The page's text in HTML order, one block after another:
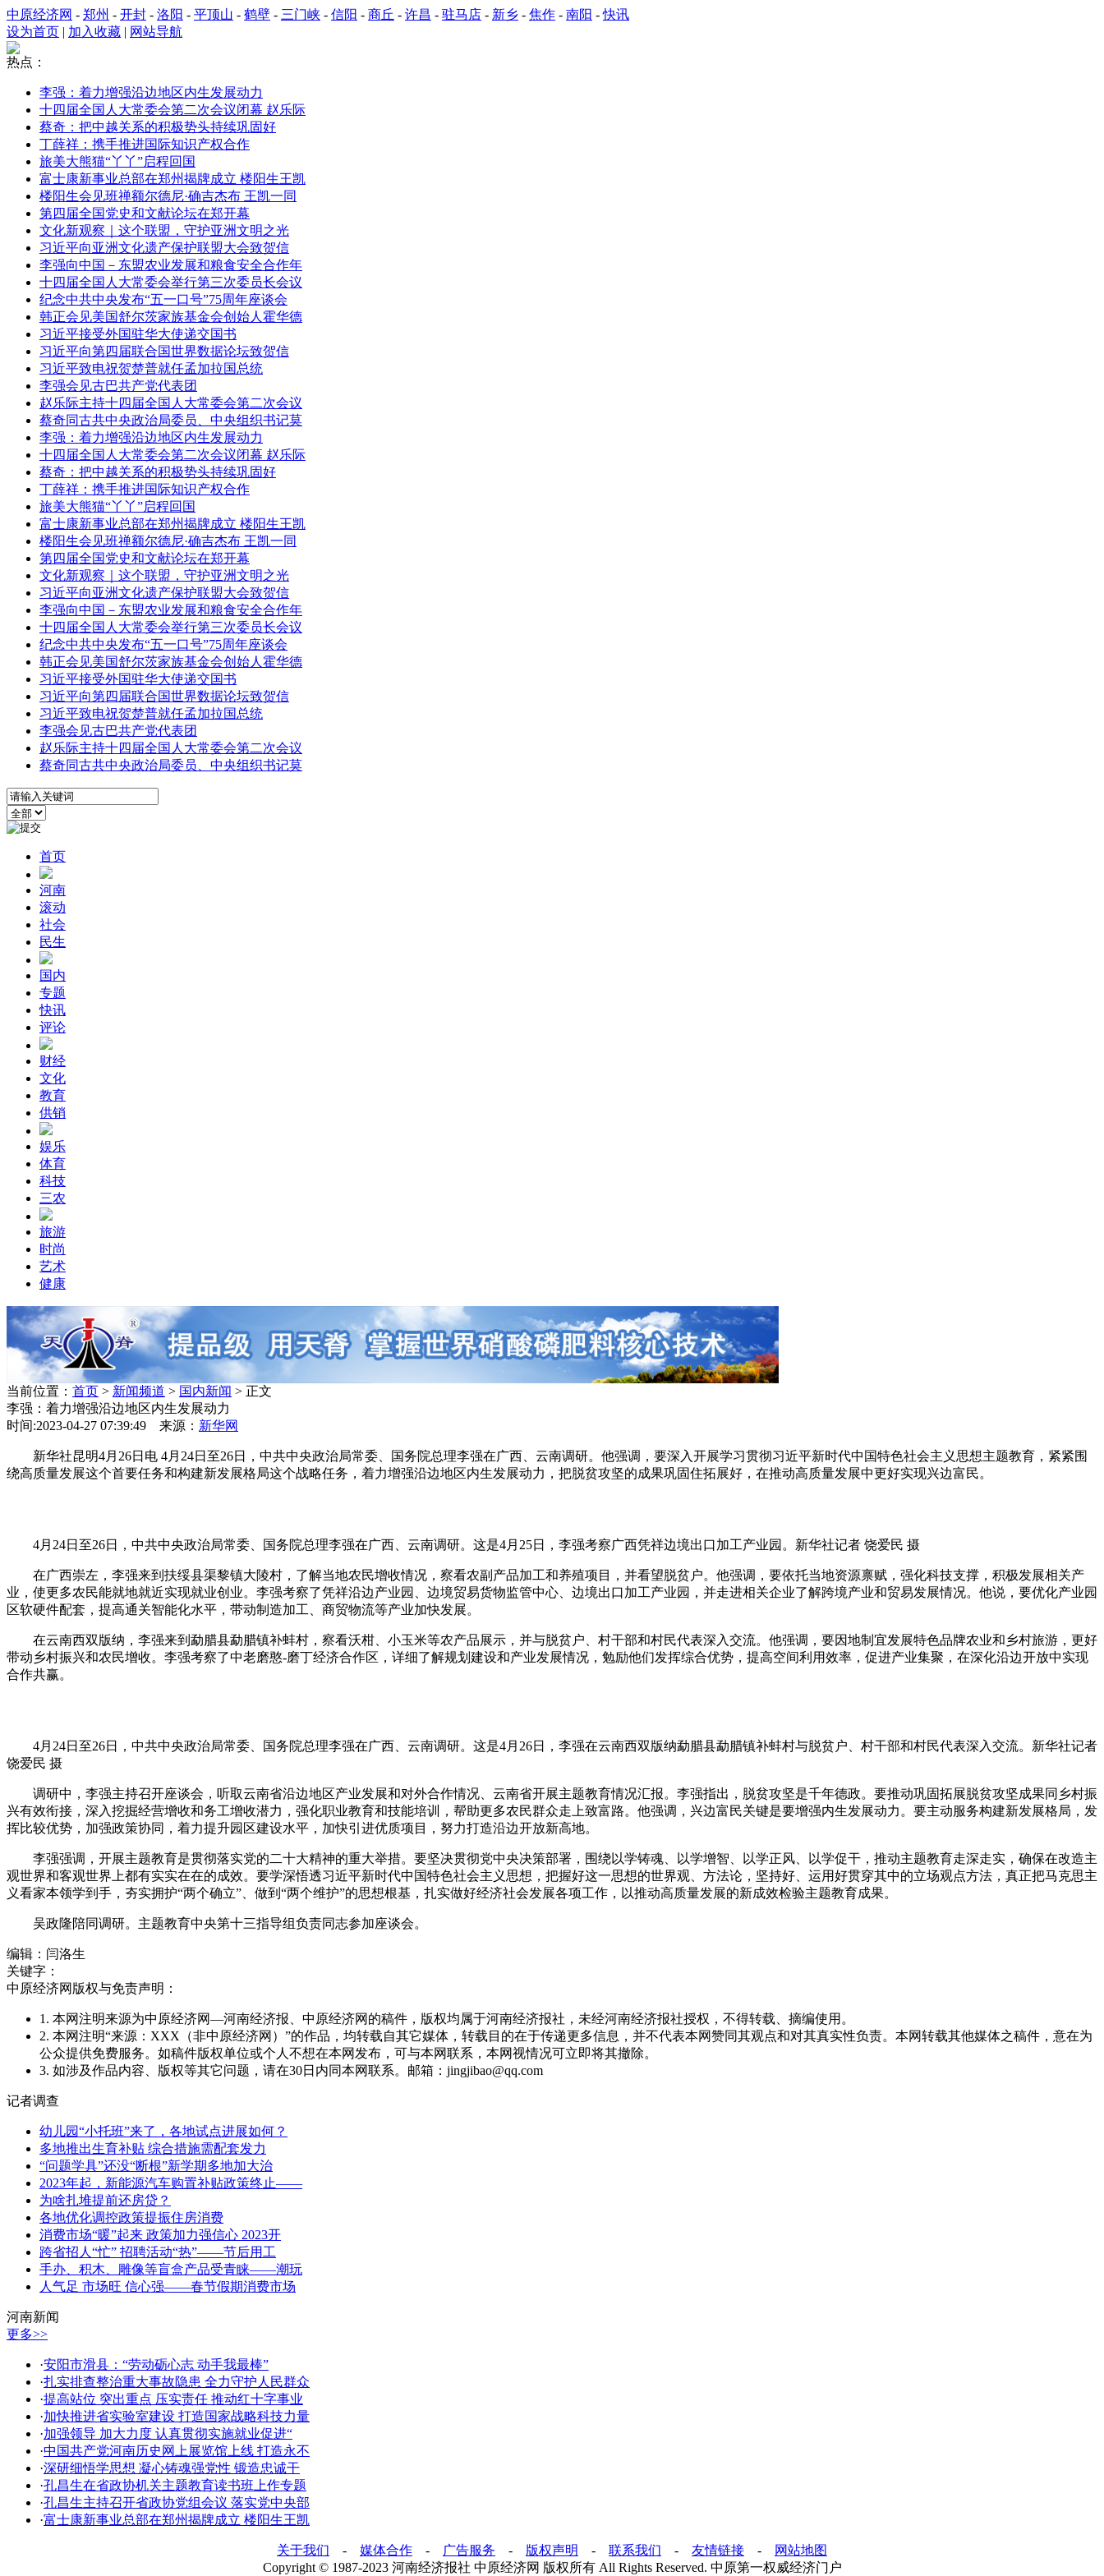
中原经济网 - 郑州 - 开封 - 洛阳 - 平顶山 - 鹤壁 - 三门峡 - 信阳 - 商丘 - 许昌 - 驻马店 - 新乡 - 焦作 - 南阳 -快讯
设为首页 | 加入收藏 | 网站导航
热点：
李强：着力增强沿边地区内生发展动力
十四届全国人大常委会第二次会议闭幕 赵乐际
蔡奇：把中越关系的积极势头持续巩固好
丁薛祥：携手推进国际知识产权合作
旅美大熊猫“丫丫”启程回国
富士康新事业总部在郑州揭牌成立 楼阳生王凯
楼阳生会见班禅额尔德尼·确吉杰布 王凯一同
第四届全国党史和文献论坛在郑开幕
文化新观察｜这个联盟，守护亚洲文明之光
习近平向亚洲文化遗产保护联盟大会致贺信
李强向中国－东盟农业发展和粮食安全合作年
十四届全国人大常委会举行第三次委员长会议
纪念中共中央发布“五一口号”75周年座谈会
韩正会见美国舒尔茨家族基金会创始人霍华德
习近平接受外国驻华大使递交国书
习近平向第四届联合国世界数据论坛致贺信
习近平致电祝贺楚普就任孟加拉国总统
李强会见古巴共产党代表团
赵乐际主持十四届全国人大常委会第二次会议
蔡奇同古共中央政治局委员、中央组织书记莫
李强：着力增强沿边地区内生发展动力
十四届全国人大常委会第二次会议闭幕 赵乐际
蔡奇：把中越关系的积极势头持续巩固好
丁薛祥：携手推进国际知识产权合作
旅美大熊猫“丫丫”启程回国
富士康新事业总部在郑州揭牌成立 楼阳生王凯
楼阳生会见班禅额尔德尼·确吉杰布 王凯一同
第四届全国党史和文献论坛在郑开幕
文化新观察｜这个联盟，守护亚洲文明之光
习近平向亚洲文化遗产保护联盟大会致贺信
李强向中国－东盟农业发展和粮食安全合作年
十四届全国人大常委会举行第三次委员长会议
纪念中共中央发布“五一口号”75周年座谈会
韩正会见美国舒尔茨家族基金会创始人霍华德
习近平接受外国驻华大使递交国书
习近平向第四届联合国世界数据论坛致贺信
习近平致电祝贺楚普就任孟加拉国总统
李强会见古巴共产党代表团
赵乐际主持十四届全国人大常委会第二次会议
蔡奇同古共中央政治局委员、中央组织书记莫
首页
河南
滚动
社会
民生
国内
专题
快讯
评论
财经
文化
教育
供销
娱乐
体育
科技
三农
旅游
时尚
艺术
健康
当前位置： 首页 > 新闻频道 > 国内新闻 > 正文
李强：着力增强沿边地区内生发展动力
时间:2023-04-27 07:39:49 来源： 新华网
新华社昆明4月26日电 4月24日至26日，中共中央政治局常委、国务院总理李强在广西、云南调研。他强调，要深入开展学习贯彻习近平新时代中国特色社会主义思想主题教育，紧紧围
绕高质量发展这个首要任务和构建新发展格局这个战略任务，着力增强沿边地区内生发展动力，把脱贫攻坚的成果巩固住拓展好，在推动高质量发展中更好实现兴边富民。
4月24日至26日，中共中央政治局常委、国务院总理李强在广西、云南调研。这是4月25日，李强考察广西凭祥边境出口加工产业园。新华社记者 饶爱民 摄
在广西崇左，李强来到扶绥县渠黎镇大陵村，了解当地农民增收情况，察看农副产品加工和养殖项目，并看望脱贫户。他强调，要依托当地资源禀赋，强化科技支撑，积极发展相关产
业，使更多农民能就地就近实现就业创业。李强考察了凭祥沿边产业园、边境贸易货物监管中心、边境出口加工产业园，并走进相关企业了解跨境产业和贸易发展情况。他说，要优化产业园
区软硬件配套，提高通关智能化水平，带动制造加工、商贸物流等产业加快发展。
在云南西双版纳，李强来到勐腊县勐腊镇补蚌村，察看沃柑、小玉米等农产品展示，并与脱贫户、村干部和村民代表深入交流。他强调，要因地制宜发展特色品牌农业和乡村旅游，更好
带动乡村振兴和农民增收。李强考察了中老磨憨-磨丁经济合作区，详细了解规划建设和产业发展情况，勉励他们发挥综合优势，提高空间利用效率，促进产业集聚，在深化沿边开放中实现
合作共赢。
4月24日至26日，中共中央政治局常委、国务院总理李强在广西、云南调研。这是4月26日，李强在云南西双版纳勐腊县勐腊镇补蚌村与脱贫户、村干部和村民代表深入交流。新华社记者
饶爱民 摄
调研中，李强主持召开座谈会，听取云南省沿边地区产业发展和对外合作情况、云南省开展主题教育情况汇报。李强指出，脱贫攻坚是千年德政。要推动巩固拓展脱贫攻坚成果同乡村振
兴有效衔接，深入挖掘经营增收和务工增收潜力，强化职业教育和技能培训，帮助更多农民群众走上致富路。他强调，兴边富民关键是要增强内生发展动力。要主动服务构建新发展格局，发
挥比较优势，加强政策协同，着力提升园区建设水平，加快引进优质项目，努力打造沿边开放新高地。
李强强调，开展主题教育是贯彻落实党的二十大精神的重大举措。要坚决贯彻党中央决策部署，围绕以学铸魂、以学增智、以学正风、以学促干，推动主题教育走深走实，确保在改造主
观世界和客观世界上都有实实在在的成效。要学深悟透习近平新时代中国特色社会主义思想，把握好这一思想的世界观、方法论，坚持好、运用好贯穿其中的立场观点方法，真正把马克思主
义看家本领学到手，夯实拥护“两个确立”、做到“两个维护”的思想根基，扎实做好经济社会发展各项工作，以推动高质量发展的新成效检验主题教育成果。
吴政隆陪同调研。主题教育中央第十三指导组负责同志参加座谈会。
编辑：闫洛生
关键字：
中原经济网版权与免责声明：
1. 本网注明来源为中原经济网—河南经济报、中原经济网的稿件，版权均属于河南经济报社，未经河南经济报社授权，不得转载、摘编使用。
2. 本网注明“来源：XXX（非中原经济网）”的作品，均转载自其它媒体，转载目的在于传递更多信息，并不代表本网赞同其观点和对其真实性负责。本网转载其他媒体之稿件，意在为
公众提供免费服务。如稿件版权单位或个人不想在本网发布，可与本网联系，本网视情况可立即将其撤除。
3. 如涉及作品内容、版权等其它问题，请在30日内同本网联系。邮箱：jingjibao@qq.com
记者调查
幼儿园“小托班”来了，各地试点进展如何？
多地推出生育补贴 综合措施需配套发力
“问题学具”还没“断根”新学期多地加大治
2023年起，新能源汽车购置补贴政策终止——
为啥扎堆提前还房贷？
各地优化调控政策提振住房消费
消费市场“暖”起来 政策加力强信心 2023开
跨省招人“忙” 招聘活动“热”——节后用工
手办、积木、雕像等盲盒产品受青睐——潮玩
人气足 市场旺 信心强——春节假期消费市场
河南新闻
更多>>
·安阳市滑县：“劳动砺心志 动手我最棒”
·扎实排查整治重大事故隐患 全力守护人民群众
·提高站位 突出重点 压实责任 推动红十字事业
·加快推进省实验室建设 打造国家战略科技力量
·加强领导 加大力度 认真贯彻实施就业促进“
·中国共产党河南历史网上展览馆上线 打造永不
·深研细悟学思想 凝心铸魂强党性 锻造忠诚干
·孔昌生在省政协机关主题教育读书班上作专题
·孔昌生主持召开省政协党组会议 落实党中央部
·富士康新事业总部在郑州揭牌成立 楼阳生王凯
关于我们 - 媒体合作 - 广告服务 - 版权声明 - 联系我们 - 友情链接 -
网站地图
Copyright © 1987-2023 河南经济报社 中原经济网 版权所有 All Rights Reserved. 中原第一权威经济门户